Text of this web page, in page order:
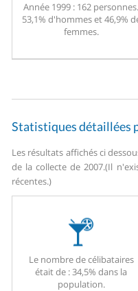
Année 1999 : 162 personnes.
53,1% d'hommes et 46,9%
femmes.
Statistiques détaillées
Les résultats affichés ci
de la collecte de 2007.(Il
récentes.)
Le nombre de célibataires
était de : 34,5% dans la
population.